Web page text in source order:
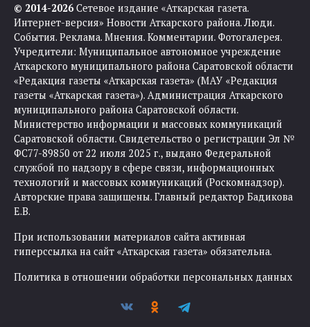
© 2014-2026Сетевое издание «Аткарская газета.
Интернет-версия» Новости Аткарского района. Люди.
События. Реклама. Мнения. Комментарии. Фотогалерея.
Учредители: Муниципальное автономное учреждение
Аткарского муниципального района Саратовской области
«Редакция газеты «Аткарская газета» (МАУ «Редакция
газеты «Аткарская газета»). Администрация Аткарского
муниципального района Саратовской области.
Министерство информации и массовых коммуникаций
Саратовской области. Свидетельство о регистрации Эл №
ФС77-89850 от 22 июля 2025 г., выдано Федеральной
службой по надзору в сфере связи, информационных
технологий и массовых коммуникаций (Роскомнадзор).
Авторские права защищены. Главный редактор Бадикова
Е.В.
При использовании материалов сайта активная
гиперссылка на сайт «Аткарская газета» обязательна.
Политика в отношении обработки персональных данных